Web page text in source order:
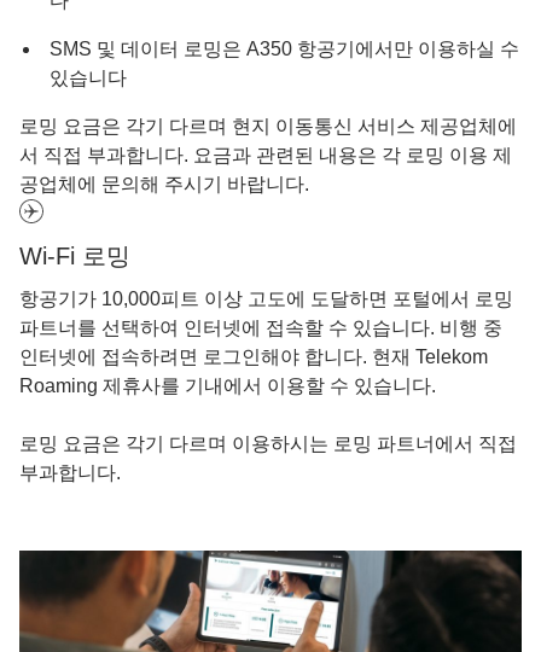
SMS 및 데이터 로밍은 A350 항공기에서만 이용하실 수
있습니다
로밍 요금은 각기 다르며 현지 이동통신 서비스 제공업체에
서 직접 부과합니다. 요금과 관련된 내용은 각 로밍 이용 제
공업체에 문의해 주시기 바랍니다.
Wi-Fi 로밍
항공기가 10,000피트 이상 고도에 도달하면 포털에서 로밍
파트너를 선택하여 인터넷에 접속할 수 있습니다. 비행 중
인터넷에 접속하려면 로그인해야 합니다. 현재 Telekom
Roaming 제휴사를 기내에서 이용할 수 있습니다.
로밍 요금은 각기 다르며 이용하시는 로밍 파트너에서 직접
부과합니다.